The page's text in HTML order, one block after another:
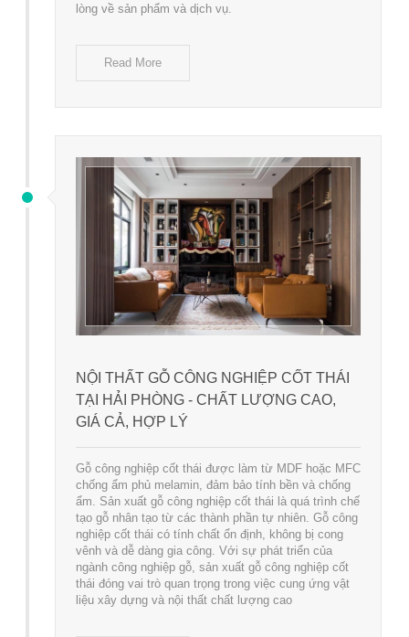
lòng về sản phẩm và dịch vụ.
Read More
NỘI THẤT GỖ CÔNG NGHIỆP CỐT THÁI
TẠI HẢI PHÒNG - CHẤT LƯỢNG CAO,
GIÁ CẢ, HỢP LÝ
Gỗ công nghiệp cốt thái được làm từ MDF hoặc MFC
chống ẩm phủ melamin, đảm bảo tính bền và chống
ẩm. Sản xuất gỗ công nghiệp cốt thái là quá trình chế
tạo gỗ nhân tạo từ các thành phần tự nhiên. Gỗ công
nghiệp cốt thái có tính chất ổn định, không bị cong
vênh và dễ dàng gia công. Với sự phát triển của
ngành công nghiệp gỗ, sản xuất gỗ công nghiệp cốt
thái đóng vai trò quan trọng trong việc cung ứng vật
liệu xây dựng và nội thất chất lượng cao